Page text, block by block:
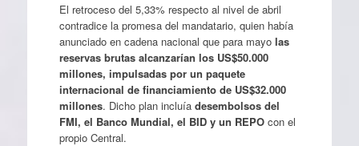
El retroceso del 5,33% respecto al nivel de abril
contradice la promesa del mandatario, quien había
anunciado en cadena nacional que para mayolas
reservas brutas alcanzarían los US$50.000
millones, impulsadas por un paquete
internacional de financiamiento de US$32.000
millones. Dicho plan incluíadesembolsos del
FMI, el Banco Mundial, el BID y un REPO con el
propio Central.